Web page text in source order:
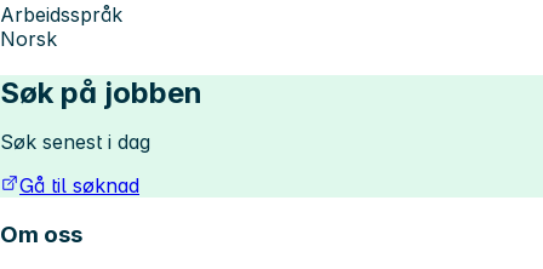
Arbeidsspråk
Norsk
Søk på jobben
Søk senest i dag
Gå til søknad
Om oss